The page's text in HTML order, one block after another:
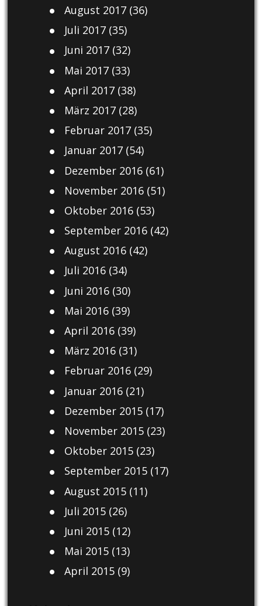
August 2017(36)
Juli 2017(35)
Juni 2017(32)
Mai 2017(33)
April 2017(38)
März 2017(28)
Februar 2017(35)
Januar 2017(54)
Dezember 2016(61)
November 2016(51)
Oktober 2016(53)
September 2016(42)
August 2016(42)
Juli 2016(34)
Juni 2016(30)
Mai 2016(39)
April 2016(39)
März 2016(31)
Februar 2016(29)
Januar 2016(21)
Dezember 2015(17)
November 2015(23)
Oktober 2015(23)
September 2015(17)
August 2015(11)
Juli 2015(26)
Juni 2015(12)
Mai 2015(13)
April 2015(9)